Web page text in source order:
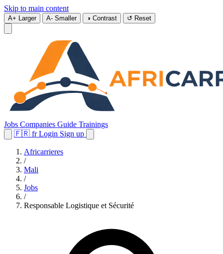
Skip to main content
A+ Larger A- Smaller ◑ Contrast ↺ Reset
Jobs Companies Guide Trainings
🇫🇷 fr Login Sign up
Africarrieres
/
Mali
/
Jobs
/
Responsable Logistique et Sécurité